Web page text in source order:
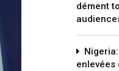
dément
enlevées